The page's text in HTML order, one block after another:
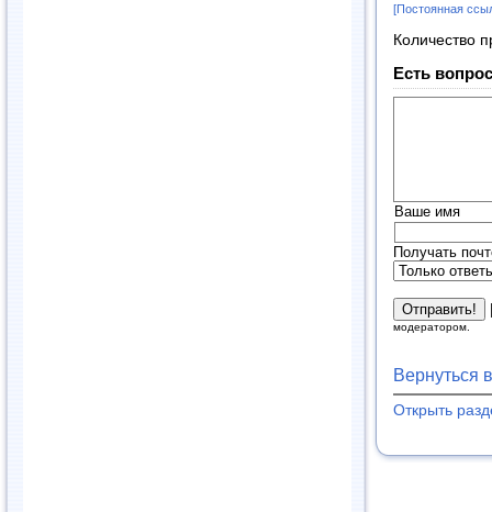
[Постоянная
Количество
Есть
Ваше имя
Получать
модератором.
Вернуться
Открыть